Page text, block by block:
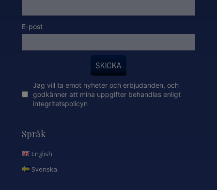
E-post
SKICKA
Jag vill ta emot nyheter och erbjudanden, och
godkänner att mina uppgifter behandlas enligt
integritetspolicyn
Språk
English
Svenska